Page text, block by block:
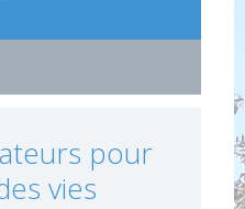
pour
vies